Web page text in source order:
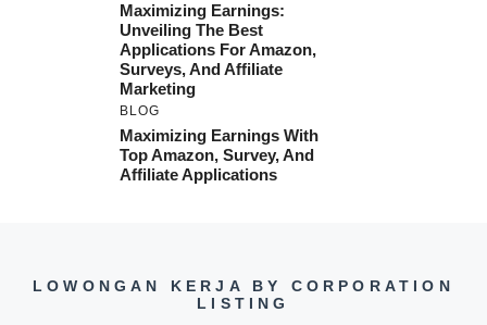
Maximizing Earnings:
Unveiling The Best
Applications For Amazon,
Surveys, And Affiliate
Marketing
BLOG
Maximizing Earnings With
Top Amazon, Survey, And
Affiliate Applications
LOWONGAN KERJA BY CORPORATION
LISTING